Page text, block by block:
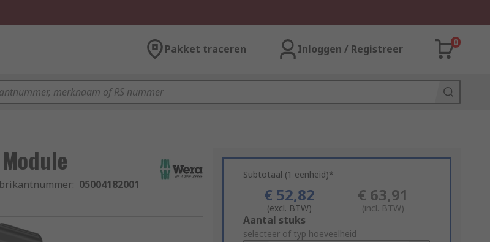
Pakket traceren Inloggen / Registreer
0
: 05004182001
Subtotaal (1 eenheid)*
€ 52,82
(excl. BTW)
€ 63,91
(incl. BTW)
Add
to
Aantal stuks
selecteer of typ hoeveelheid